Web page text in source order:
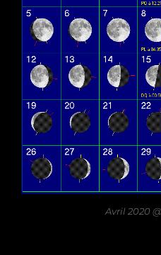
Avril 2020